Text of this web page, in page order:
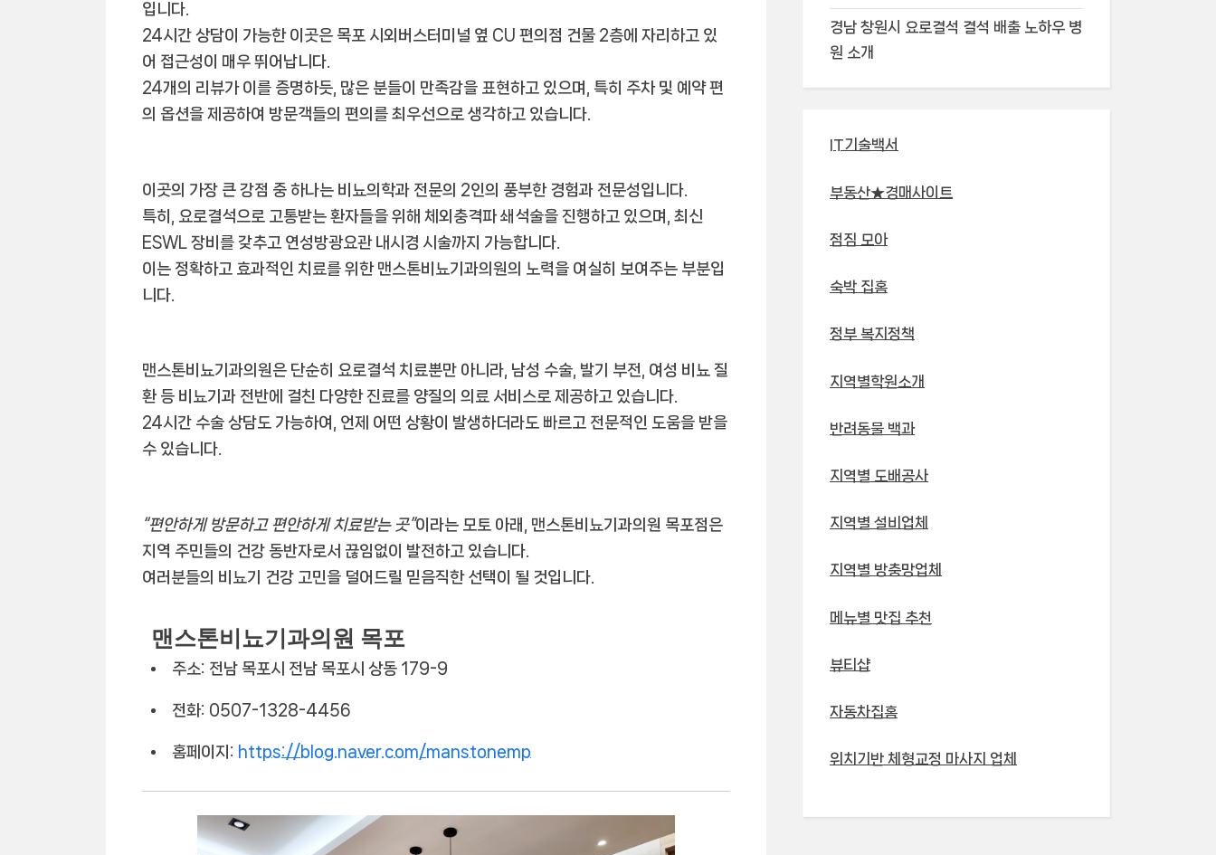
입니다.
24시간 상담이 가능한 이곳은 목포 시외버스터미널 옆 CU 편의점 건물 2층에 자리하고 있
어 접근성이 매우 뛰어납니다
24개의 리뷰가 이를 증명하듯, 많은 분들이 만족감을 표현하고 있으며, 특히 주차 및 예약 편
의 옵션을 제공하여 방문객들의 편의를 최우선으로 생각하고 있습니다.
이곳의 가장 큰 강점 중 하나는 비뇨의학과 전문의 2인의 풍부한 경험과 전문성입니다.
특히,
요로결석으로 고통받는 환자들을 위해 체외충격파 쇄석술을 진행하고 있으며, 최신
ESWL 장비를 갖추고 연성방광요관 내시경 시술까지 가능합니다.
이는 정확하고 효과적인 치료를 위한 맨스톤비뇨기과의원의 노력을 여실히 보여주는 부분입
니다.
맨스톤비뇨기과의원은 단순히 요로결석 치료뿐만 아니라, 남성 수술, 발기 부전, 여성 비뇨 질
환 등 비뇨기과 전반에 걸친 다양한 진료를 양질의 의료 서비스로 제공하고 있습니다.
24시간 수술 상담도 가능하여, 언제 어떤 상황이 발생하더라도 빠르고 전문적인 도움을 받을
수 있습니다.
“편안하게 방문하고 편안하게 치료받는 곳”이라는 모토 아래, 맨스톤비뇨기과의원 목포점은
지역 주민들의
건강 동반자로서 끊임없이 발전하고 있습니다.
여러분들의 비뇨기 건강 고민을 덜어드릴 믿음직한 선택이 될 것입니다.
맨스톤비뇨기과의원 목포
주소: 전남 목포시 전남 목포시 상동 179-9
전화: 0507-1328-4456
홈페이지: https://blog.naver.com/manstonemp
경남 창원시 요로결석 결석 배출 노하우 병
원 소개
IT기술백서
부동산★경매사이트
점짐 모아
숙박 집홈
정부 복지정책
지역별학원소개
반려동물 백과
지역별 도배공사
지역별 설비업체
지역별 방충망업체
메뉴별 맛집 추천
뷰티샵
자동차집홈
위치기반 체형교정 마사지 업체